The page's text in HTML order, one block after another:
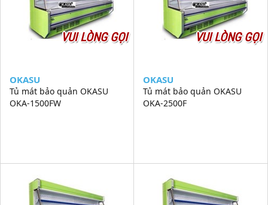
VUI LÒNG GỌI
OKASU
Tủ mát bảo quản OKASU
OKA-1500FW
VUI LÒNG GỌI
OKASU
Tủ mát bảo quản OKASU
OKA-2500F